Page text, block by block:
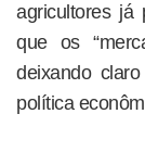
agricultores já
que os
deixando
política